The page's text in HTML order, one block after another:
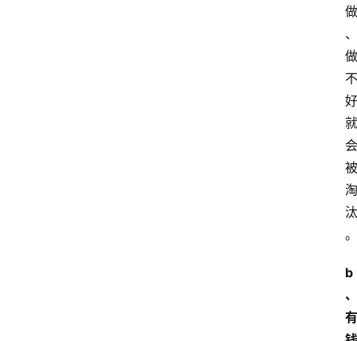
做
、
做
不
好
就
会
被
淘
汰
。
b
、
有